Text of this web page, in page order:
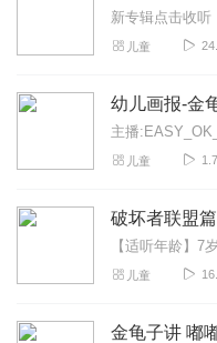
袁红燕_ao
2023-12-04
蛋仔派对丨红小豆
2022-12-13
听友516655043
2026-04-29
儿童
幼儿画报-金
主播
儿童
儿童
金龟子讲 嘟